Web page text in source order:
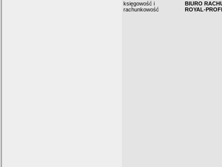
księgowość i
rachunkowość
BIURO
ROYAL-